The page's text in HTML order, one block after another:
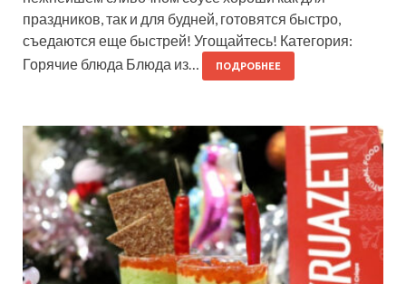
праздников, так и для будней, готовятся быстро,
съедаются еще быстрей! Угощайтесь! Категория:
Горячие блюда Блюда из…
ПОДРОБНЕЕ